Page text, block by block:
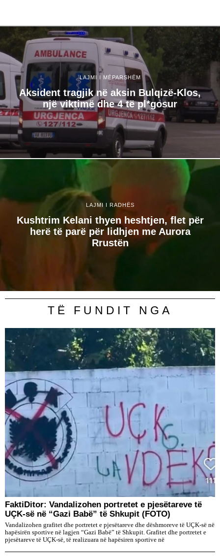
LAJMI I MËPARSHËM
Aksident tragjik në aksin Bulqizë-Klos,
një viktimë dhe 4 të pl*gosur
LAJMI I RADHËS
Kushtrim Kelani thyen heshtjen, flet për
herë të parë për lidhjen me Aurora
Rrustën
TË FUNDIT NGA
FaktiDitor: Vandalizohen portretet e pjesëtareve të
UÇK-së në “Gazi Babë” të Shkupit (FOTO)
Vandalizohen grafitet dhe portretet e pjesëtareve dhe dëshmoreve të UÇK-së në
hapësirën sportive në lagjen “Gazi Babë” të Shkupit. Grafitet dhe portretet e
pjesëtareve të UÇK-së, të realizuara në hapësiren sportive në